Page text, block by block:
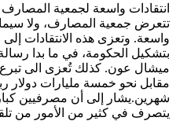
انتقادات واسعة لجمعية المصارف
تتعرض جمعية المصارف، ولا
واسعة. وتعزى هذه الانتقادات
بتشكيل الحكومة، في ما بدا
ميشال عون. كذلك تُعزى الى تبرع
مقابل نحو خمسة مليارات دولار
شهرين.يشار إلى أن مصرفيين
يتصرف في كثير من الأمور من